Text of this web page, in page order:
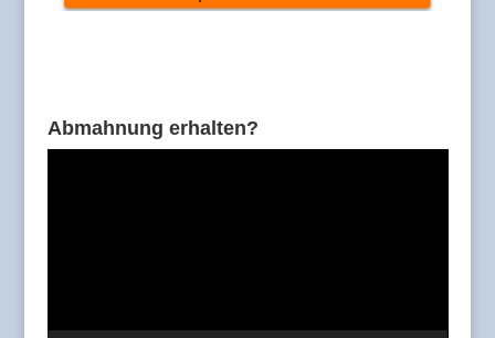
Abmahnung erhalten?